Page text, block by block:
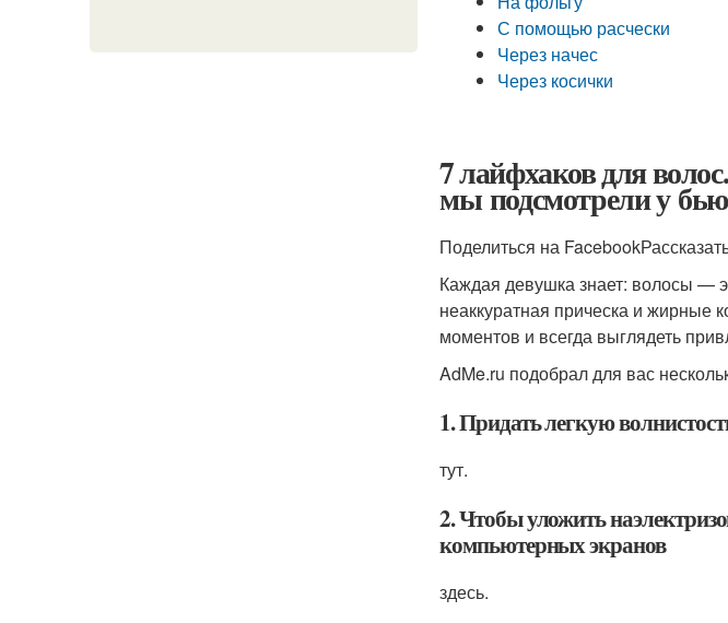
С помощью расчески
Через начес
Через косички
7 лайфхаков для
мы подсмотрели у
Поделиться на
Каждая девушка знает: волосы —
неаккуратная прическа и жирные
моментов и всегда выглядеть
AdMe.ru подобрал для вас
1. Придать легкую
тут.
2. Чтобы уложить
компьютерных экранов
здесь.